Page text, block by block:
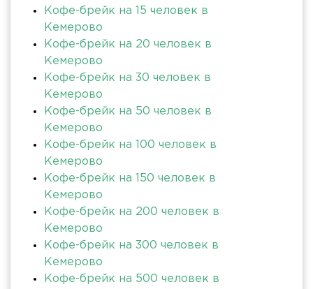
Кофе-брейк на 15 человек в
Кемерово
Кофе-брейк на 20 человек в
Кемерово
Кофе-брейк на 30 человек в
Кемерово
Кофе-брейк на 50 человек в
Кемерово
Кофе-брейк на 100 человек в
Кемерово
Кофе-брейк на 150 человек в
Кемерово
Кофе-брейк на 200 человек в
Кемерово
Кофе-брейк на 300 человек в
Кемерово
Кофе-брейк на 500 человек в